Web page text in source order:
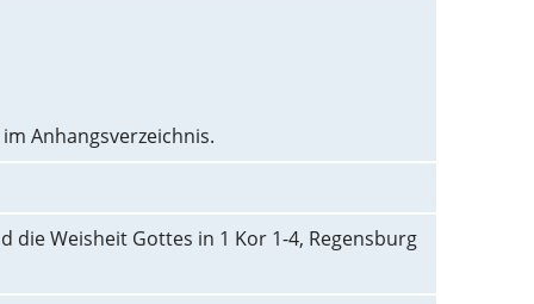
Anhangsverzeichnis.
die Weisheit Gottes in 1 Kor 1-4, Regensburg